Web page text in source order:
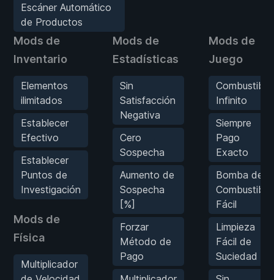
Escáner Automático
de Productos
Mods de
Inventario
Elementos
ilimitados
Establecer
Efectivo
Establecer
Puntos de
Investigación
Mods de
Física
Multiplicador
Mods de
Estadísticas
Sin
Satisfacción
Negativa
Cero
Sospecha
Aumento de
Sospecha
[%]
Forzar
Método de
Pago
Mods de
Juego
Combustible
Infinito
Siempre
Pago
Exacto
Bomba de
Combustible
Fácil
Limpieza
Fácil de
Suciedad